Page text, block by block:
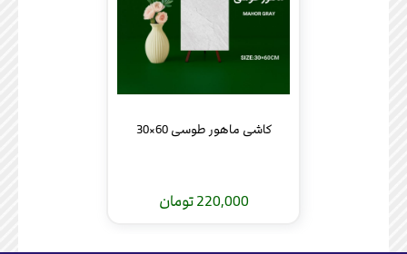
کاشی ماهور طوسی 60×30
220,000 تومان